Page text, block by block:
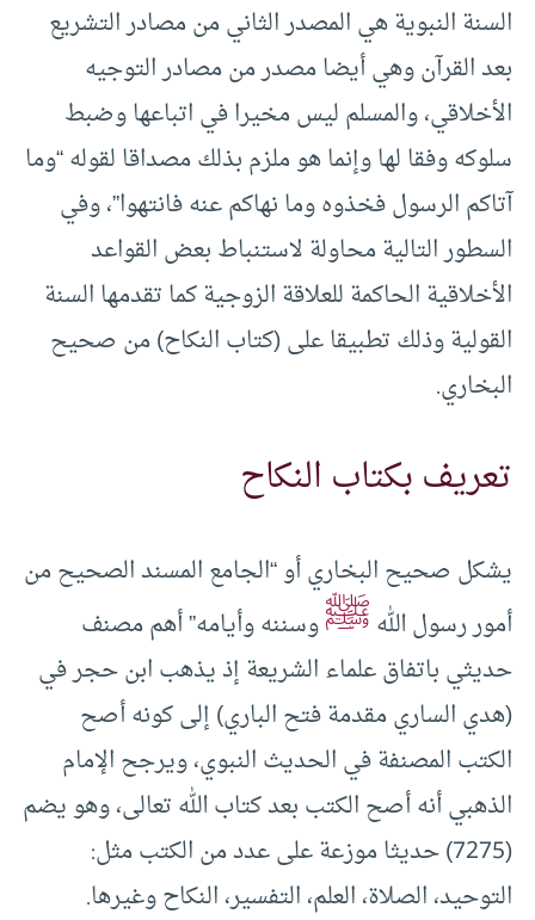
السنة النبوية هي المصدر الثاني من مصادر التشريع
بعد القرآن وهي أيضا مصدر من مصادر التوجيه
الأخلاقي، والمسلم ليس مخيرا في اتباعها وضبط
سلوكه وفقا لها وإنما هو ملزم بذلك مصداقا لقوله “وما
آتاكم الرسول فخذوه وما نهاكم عنه فانتهوا”، وفي
السطور التالية محاولة لاستنباط بعض القواعد
الأخلاقية الحاكمة للعلاقة الزوجية كما تقدمها السنة
القولية وذلك تطبيقا على (كتاب النكاح) من صحيح
البخاري.
تعريف بكتاب النكاح
يشكل صحيح البخاري أو “الجامع المسند الصحيح من
أمور رسول اللهﷺوسننه وأيامه” أهم مصنف
حديثي باتفاق علماء الشريعة إذ يذهب ابن حجر في
(هدي الساري مقدمة فتح الباري) إلى كونه أصح
الكتب المصنفة في الحديث النبوي، ويرجح الإمام
الذهبي أنه أصح الكتب بعد كتاب الله تعالى، وهو يضم
(7275) حديثا موزعة على عدد من الكتب مثل:
التوحيد، الصلاة، العلم، التفسير، النكاح وغيرها.